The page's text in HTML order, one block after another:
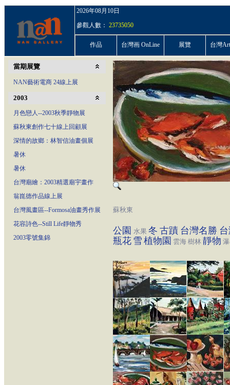
2026年08月10日
參觀人數： 23735050
作品 台灣画 OnLine 展覽 台灣
當期展覽
NAN藝術電商 24線上展
2003
月色戀人--2003秋季靜物展
蘇秋東創作七十線上回顧展
深情的故鄉：林智信油畫個展
暑休
暑休
台灣廟繪：2003精選廟宇畫作
翁崑德作品線上展
台灣風畫區--Formosa油畫秀作展
花容詩色--Still Life靜物秀
2003零號集錦
蘇秋東
公園 水果 冬 古蹟 台灣名勝
瓶花 雪 植物園 雲海 樹林 靜物